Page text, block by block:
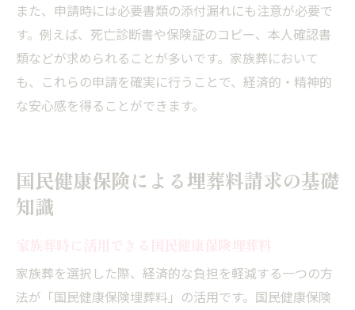
また、申請時には必要書類の添付漏れにも注意が必要で
す。例えば、死亡診断書や保険証のコピー、本人確認書
類などが求められることが多いです。家族葬において
も、これらの申請を確実に行うことで、経済的・精神的
な安心感を得ることができます。
国民健康保険による埋葬料請求の基礎
知識
家族葬を選択した際、経済的な負担を軽減する一つの方
法が「国民健康保険埋葬料」の活用です。国民健康保険